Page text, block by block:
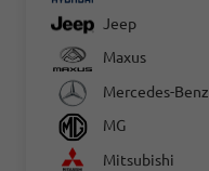
Jeep
Maxus
Mercedes-Benz
MG
Mitsubishi